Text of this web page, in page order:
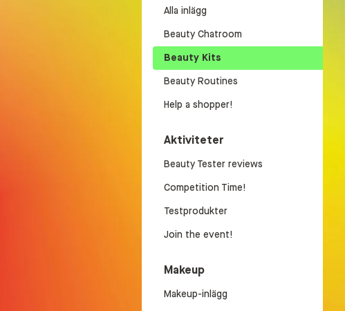
Alla inlägg
Beauty Chatroom
Beauty Kits
Beauty Routines
Help a shopper!
Aktiviteter
Beauty Tester reviews
Competition Time!
Testprodukter
Join the event!
Makeup
Makeup-inlägg